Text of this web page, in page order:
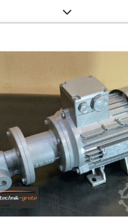
centralizada,
bomba
para aceite
Baier & Köppel, Pegnitz
de funcionamiento: 15
3 litros
del motor: 2730 rpm
Hs Aprja
Dimensiones (largo x
8,5 kg Buen estado
indicado por unidad